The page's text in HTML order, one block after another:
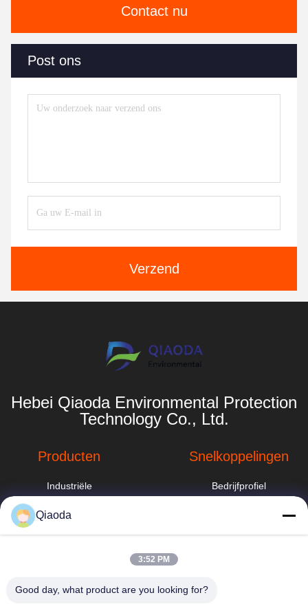
Contact nu
Post ons
Verzend
Hebei Qiaoda Environmental Protection
Technology Co., Ltd.
Producten
Industriële
stofafzuigsysteem
Industriële
8188867
Snelkoppelingen
Bedrijfprofiel
Qiaoda
3:52 PM
Good day, what product are you looking for?